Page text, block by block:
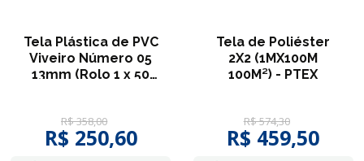
Tela Plástica de PVC
Viveiro Número 05
13mm (Rolo 1 x 50
R$358,00
R$ 250,60
Tela de Poliéster
2X2 (1MX100M
100M²) - PTEX
R$574,30
R$ 459,50